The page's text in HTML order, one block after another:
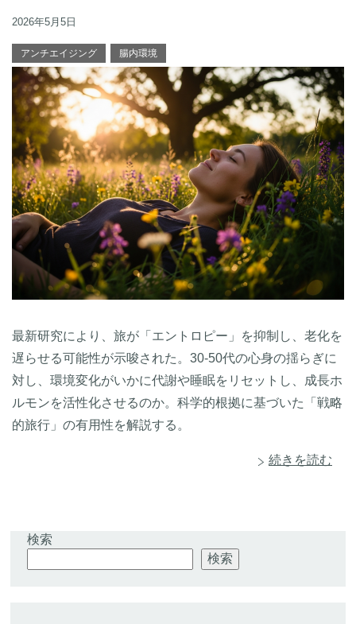
2026年5月5日
アンチエイジング 腸内環境
最新研究により、旅が「エントロピー」を抑制し、老化を
遅らせる可能性が示唆された。30-50代の心身の揺らぎに
対し、環境変化がいかに代謝や睡眠をリセットし、成長ホ
ルモンを活性化させるのか。科学的根拠に基づいた「戦略
的旅行」の有用性を解説する。
続きを読む
検索
検索